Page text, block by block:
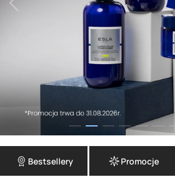
Bestsellery Promocje